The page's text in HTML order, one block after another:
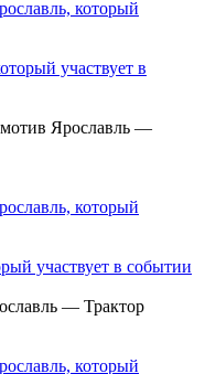
Ярославль —
— Трактор